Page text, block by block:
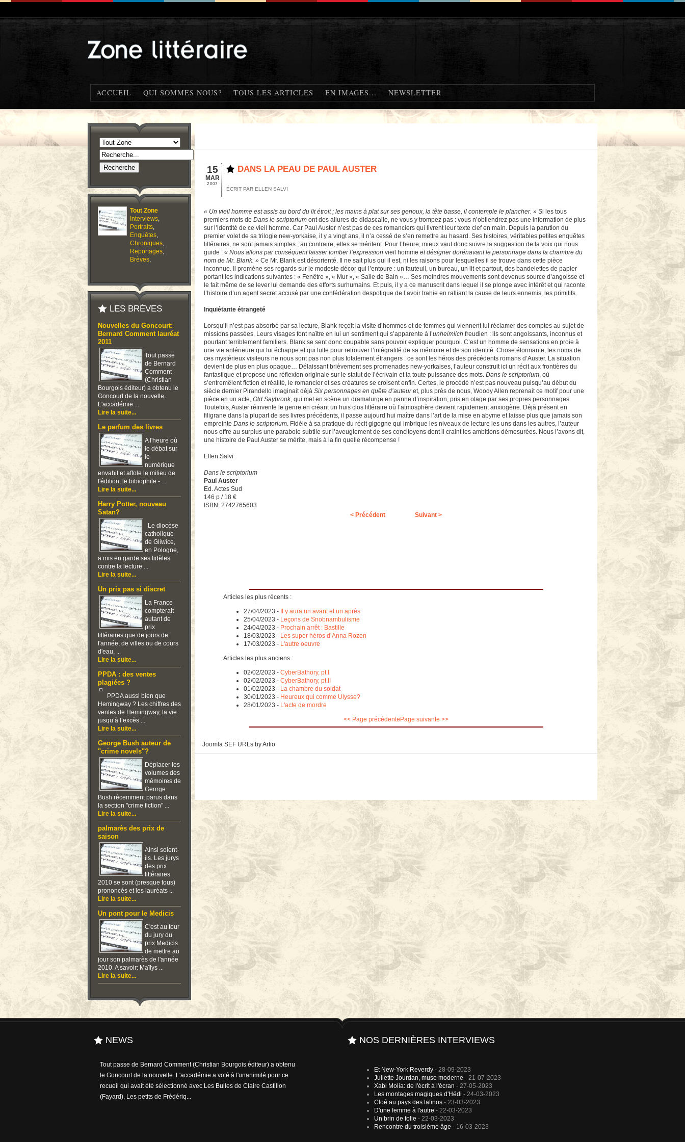
ACCUEIL QUI SOMMES NOUS? TOUS LES ARTICLES EN IMAGES... NEWSLETTER
Tout Zone
Interviews,
Portraits,
Enquêtes,
Chroniques,
Reportages,
Brèves,
LES BRÈVES
Nouvelles du Goncourt:
Bernard Comment lauréat
2011
Tout passe
de Bernard
Comment
(Christian
Bourgois éditeur) a obtenu le
Goncourt de la nouvelle.
L'accadémie ...
Lire la suite...
Le parfum des livres
A l'heure où
le débat sur
le
numérique
envahit et affole le milieu de
l'édition, le bibiophile - ...
Lire la suite...
Harry Potter, nouveau
Satan?
Le diocèse
catholique
de Gliwice,
en Pologne,
a mis en garde ses fidèles
contre la lecture ...
Lire la suite...
Un prix pas si discret
La France
compterait
autant de
prix
littéraires que de jours de
l'année, de villes ou de cours
d'eau, ...
Lire la suite...
PPDA : des ventes
plagiées ?
PPDA aussi bien que
Hemingway ? Les chiffres des
ventes de Hemingway, la vie
jusqu’à l’excès ...
Lire la suite...
George Bush auteur de
"crime novels"?
Déplacer les
volumes des
mémoires de
George
Bush récemment parus dans
la section "crime fiction" ...
Lire la suite...
palmarès des prix de
saison
Ainsi soient-
ils. Les jurys
des prix
littéraires
2010 se sont (presque tous)
prononcés et les lauréats ...
Lire la suite...
Un pont pour le Medicis
C'est au tour
du jury du
prix Medicis
de mettre au
jour son palmarès de l'année
2010. A savoir: Maïlys ...
Lire la suite...
15
MAR
2007
DANS LA PEAU DE PAUL AUSTER
ÉCRIT PAR ELLEN SALVI
« Un vieil homme est assis au bord du lit étroit ; les mains à plat sur ses genoux, la tête basse, il contemple le plancher. » Si les tous
premiers mots de Dans le scriptorium ont des allures de didascalie, ne vous y trompez pas : vous n’obtiendrez pas une information de plus
sur l’identité de ce vieil homme. Car Paul Auster n’est pas de ces romanciers qui livrent leur texte clef en main. Depuis la parution du
premier volet de sa trilogie new-yorkaise, il y a vingt ans, il n’a cessé de s’en remettre au hasard. Ses histoires, véritables petites enquêtes
littéraires, ne sont jamais simples ; au contraire, elles se méritent. Pour l’heure, mieux vaut donc suivre la suggestion de la voix qui nous
guide : « Nous allons par conséquent laisser tomber l’expression vieil homme et désigner dorénavant le personnage dans la chambre du
nom de Mr. Blank. » Ce Mr. Blank est désorienté. Il ne sait plus qui il est, ni les raisons pour lesquelles il se trouve dans cette pièce
inconnue. Il promène ses regards sur le modeste décor qui l’entoure : un fauteuil, un bureau, un lit et partout, des bandelettes de papier
portant les indications suivantes : « Fenêtre », « Mur », « Salle de Bain »… Ses moindres mouvements sont devenus source d’angoisse et
le fait même de se lever lui demande des efforts surhumains. Et puis, il y a ce manuscrit dans lequel il se plonge avec intérêt et qui raconte
l’histoire d’un agent secret accusé par une confédération despotique de l’avoir trahie en ralliant la cause de leurs ennemis, les primitifs.
Inquiétante étrangeté
Lorsqu’il n’est pas absorbé par sa lecture, Blank reçoit la visite d’hommes et de femmes qui viennent lui réclamer des comptes au sujet de
missions passées. Leurs visages font naître en lui un sentiment qui s’apparente à l’unheimlich freudien : ils sont angoissants, inconnus et
pourtant terriblement familiers. Blank se sent donc coupable sans pouvoir expliquer pourquoi. C’est un homme de sensations en proie à
une vie antérieure qui lui échappe et qui lutte pour retrouver l’intégralité de sa mémoire et de son identité. Chose étonnante, les noms de
ces mystérieux visiteurs ne nous sont pas non plus totalement étrangers : ce sont les héros des précédents romans d’Auster. La situation
devient de plus en plus opaque… Délaissant brièvement ses promenades new-yorkaises, l’auteur construit ici un récit aux frontières du
fantastique et propose une réflexion originale sur le statut de l’écrivain et la toute puissance des mots. Dans le scriptorium, où
s’entremêlent fiction et réalité, le romancier et ses créatures se croisent enfin. Certes, le procédé n’est pas nouveau puisqu’au début du
siècle dernier Pirandello imaginait déjà Six personnages en quête d’auteuret, plus près de nous, Woody Allen reprenait ce motif pour une
pièce en un acte, Old Saybrook, qui met en scène un dramaturge en panne d’inspiration, pris en otage par ses propres personnages.
Toutefois, Auster réinvente le genre en créant un huis clos littéraire où l’atmosphère devient rapidement anxiogène. Déjà présent en
filigrane dans la plupart de ses livres précédents, il passe aujourd’hui maître dans l’art de la mise en abyme et laisse plus que jamais son
empreinte Dans le scriptorium. Fidèle à sa pratique du récit gigogne qui imbrique les niveaux de lecture les uns dans les autres, l’auteur
nous offre au surplus une parabole subtile sur l’aveuglement de ses concitoyens dont il craint les ambitions démesurées. Nous l’avons dit,
une histoire de Paul Auster se mérite, mais à la fin quelle récompense !
Ellen Salvi
Dans le scriptorium
Paul Auster
Ed. Actes Sud
146 p / 18 €
ISBN: 2742765603
< Précédent
Suivant >
Articles les plus récents :
27/04/2023 -
Il y aura un avant et un après
25/04/2023 - Leçons de Snobnambulisme
24/04/2023 - Prochain arrêt : Bastille
18/03/2023 - Les super héros d’Anna Rozen
17/03/2023 - L'autre oeuvre
Articles les plus anciens :
02/02/2023 - CyberBathory, pt.I
02/02/2023 - CyberBathory, pt.II
01/02/2023 - La chambre du soldat
30/01/2023 - Heureux qui comme Ulysse?
28/01/2023 - L'acte de mordre
<< Page précédente Page suivante >>
Joomla SEF URLs by Artio
NEWS
Tout passe de Bernard Comment (Christian Bourgois éditeur) a obtenu
le Goncourt de la nouvelle. L'accadémie a voté à l'unanimité pour ce
recueil qui avait été sélectionné avec Les Bulles de Claire Castillon
(Fayard), Les petits de Frédériq...
NOS DERNIÈRES INTERVIEWS
Et New-York Reverdy - 28-09-2023
Juliette Jourdan, muse moderne - 21-07-2023
Xabi Molia: de l'écrit à l'écran - 27-05-2023
Les montages magiques d'Hédi - 24-03-2023
Cloé au pays des latinos - 23-03-2023
D'une femme à l'autre - 22-03-2023
Un brin de folie - 22-03-2023
Rencontre du troisième âge - 16-03-2023